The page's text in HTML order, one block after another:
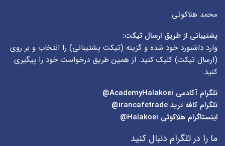
محمد هلاکوئی
پشتیبانی از طریق ارسال تیکت:
وارد داشبورد خود شده و گزینه (تیکت پشتیبانی) را انتخاب و بر روی
(ارسال تیکت) کلیک کنید. از همین طریق درخواست خود را پیگیری
کنید.
تلگرام آکادمی
تلگرام کافه ترید irancafetrade@
اینستاگرام هلاکوئی Halakoei@
ما را در تلگرام دنبال کنید